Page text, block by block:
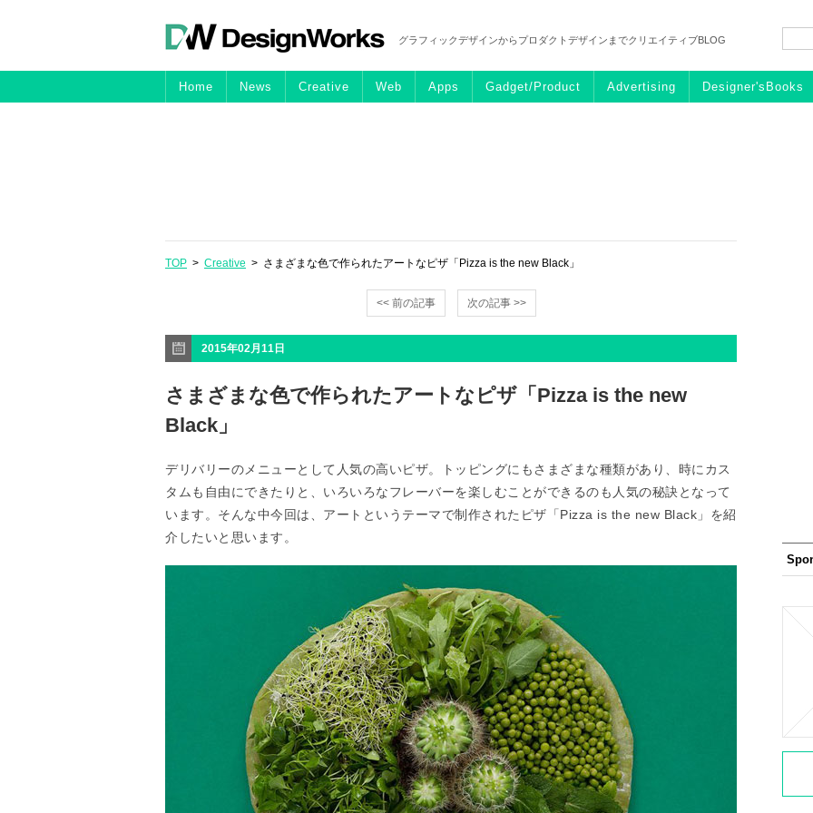
グラフィックデザインからプロダクトデザインまでクリエイティブBLOG
Home News Creative Web Apps Gadget/Product Advertising Designer'sBooks
TOP > Creative > さまざまな色で作られたアートなピザ「Pizza is the new Black」
<< 前の記事 次の記事 >>
2015年02月11日
さまざまな色で作られたアートなピザ「Pizza is the new
Black」
デリバリーのメニューとして人気の高いピザ。トッピングにもさまざまな種類があり、時にカス
タムも自由にできたりと、いろいろなフレーバーを楽しむことができるのも人気の秘訣となって
います。そんな中今回は、アートというテーマで制作されたピザ「Pizza is the new Black」を紹
介したいと思います。